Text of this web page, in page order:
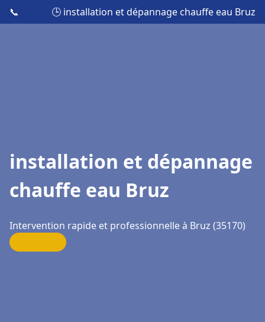
📞 🕒 installation et dépannage chauffe eau Bruz
installation et dépannage
chauffe eau Bruz
Intervention rapide et professionnelle à Bruz (35170)